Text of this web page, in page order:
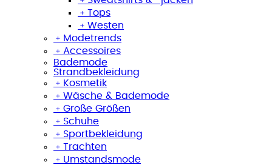
﹢ Tops
﹢ Westen
﹢ Modetrends
﹢ Accessoires
Bademode
Strandbekleidung
﹢ Kosmetik
﹢ Wäsche & Bademode
﹢ Große Größen
﹢ Schuhe
﹢ Sportbekleidung
﹢ Trachten
﹢ Umstandsmode